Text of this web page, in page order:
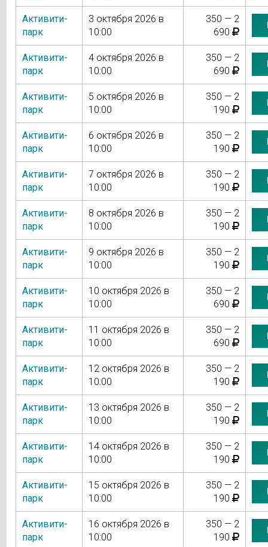
Активити-
парк
3 октября 2026 в
10:00
350 — 2
690
Активити-
парк
4 октября 2026 в
10:00
350 — 2
690
Активити-
парк
5 октября 2026 в
10:00
350 — 2
190
Активити-
парк
6 октября 2026 в
10:00
350 — 2
190
Активити-
парк
7 октября 2026 в
10:00
350 — 2
190
Активити-
парк
8 октября 2026 в
10:00
350 — 2
190
Активити-
парк
9 октября 2026 в
10:00
350 — 2
190
Активити-
парк
10 октября 2026 в
10:00
350 — 2
690
Активити-
парк
11 октября 2026 в
10:00
350 — 2
690
Активити-
парк
12 октября 2026 в
10:00
350 — 2
190
Активити-
парк
13 октября 2026 в
10:00
350 — 2
190
Активити-
парк
14 октября 2026 в
10:00
350 — 2
190
Активити-
парк
15 октября 2026 в
10:00
350 — 2
190
Активити-
парк
16 октября 2026 в
10:00
350 — 2
190